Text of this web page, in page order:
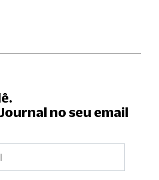
no seu email